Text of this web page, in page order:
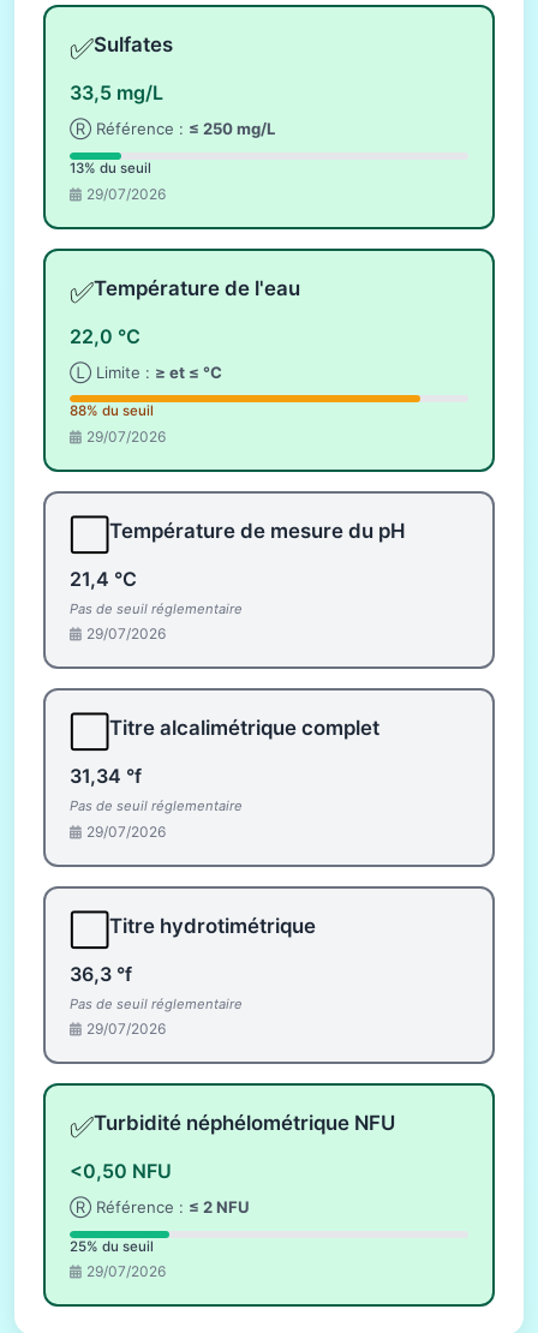
✅Sulfates
33,5 mg/L
Ⓡ Référence : ≤ 250 mg/L
13% du seuil
29/07/2026
✅Température de l'eau
22,0 °C
Ⓛ Limite : ≥ et ≤ °C
88% du seuil
29/07/2026
Température de mesure du pH
21,4 °C
Pas de seuil réglementaire
29/07/2026
Titre alcalimétrique complet
31,34 °f
Pas de seuil réglementaire
29/07/2026
Titre hydrotimétrique
36,3 °f
Pas de seuil réglementaire
29/07/2026
✅Turbidité néphélométrique NFU
<0,50 NFU
Ⓡ Référence : ≤ 2 NFU
25% du seuil
29/07/2026